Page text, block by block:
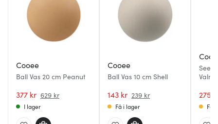
Cooee
Ball Vas 20 cm Peanut
377 kr 629 kr
I lager
Cooee
Ball Vas 10 cm Shell
143 kr 239 kr
Få i lager
Valnöt
275
Få